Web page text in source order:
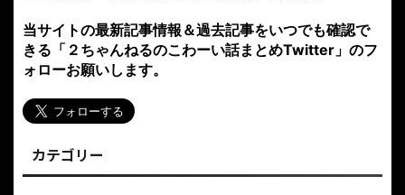
当サイトの最新記事情報＆過去記事をいつでも確認で
きる「２ちゃんねるのこわーい話まとめTwitter」のフ
ォローお願いします。
カテゴリー